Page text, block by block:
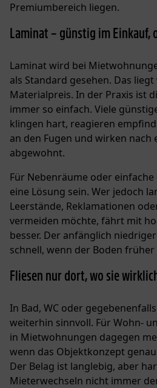
Premiumbereich liegen.
Laminat – günstig im Einkauf,
Laminat wird bei
als Standard gesehen. Das
Materialpreis. In der Praxis ist
immer so einfach. Viele
klingen hart, reagieren
an den Fugen und wirken nach
abgewohnt.
Für Nebenräume oder
eine Lösung sein. Wer jedoch
Leerstände, Reklamationen
vermeiden möchte, fährt mit
besser. Der anfänglich
schnell, wenn der Boden
Fliesen nur dort, wo sie
In Bad, WC oder
weiterhin sinnvoll. Für Wohn-
in Mietwohnungen dagegen
wenn das Objektkonzept
Der Belag ist langlebig, aber
Mieterwechseln nicht immer